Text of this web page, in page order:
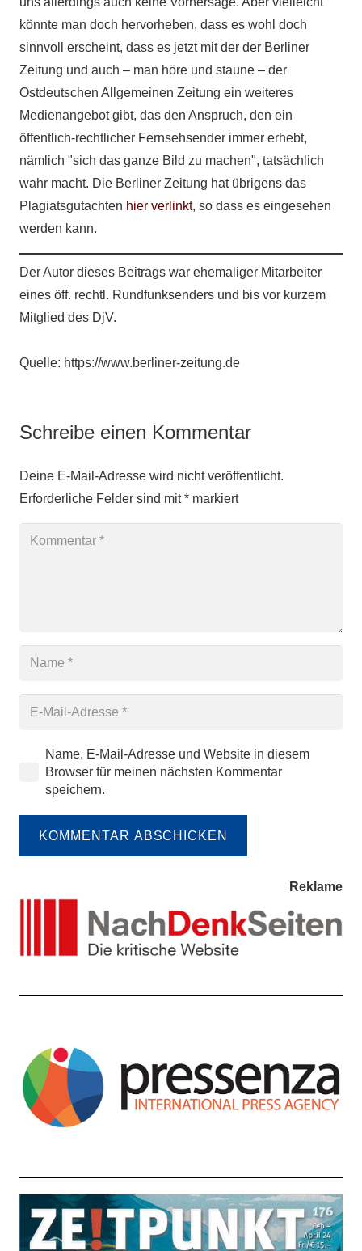
könnte man doch hervorheben, dass es wohl doch
sinnvoll erscheint, dass es jetzt mit der der Berliner
Zeitung und auch – man höre und staune – der
Ostdeutschen Allgemeinen Zeitung ein weiteres
Medienangebot gibt, das den Anspruch, den ein
öffentlich-rechtlicher Fernsehsender immer erhebt,
nämlich "sich das ganze Bild zu machen", tatsächlich
wahr macht. Die Berliner Zeitung hat übrigens das
Plagiatsgutachten hier verlinkt, so dass es eingesehen
werden kann.
Der Autor dieses Beitrags war ehemaliger Mitarbeiter
eines öff. rechtl. Rundfunksenders und bis vor kurzem
Mitglied des DjV.
Quelle: https://www.berliner-zeitung.de
Schreibe einen Kommentar
Deine E-Mail-Adresse wird nicht veröffentlicht.
Erforderliche Felder sind mit* markiert
Name, E-Mail-Adresse und Website in diesem
Browser für meinen nächsten Kommentar
speichern.
KOMMENTAR ABSCHICKEN
Reklame